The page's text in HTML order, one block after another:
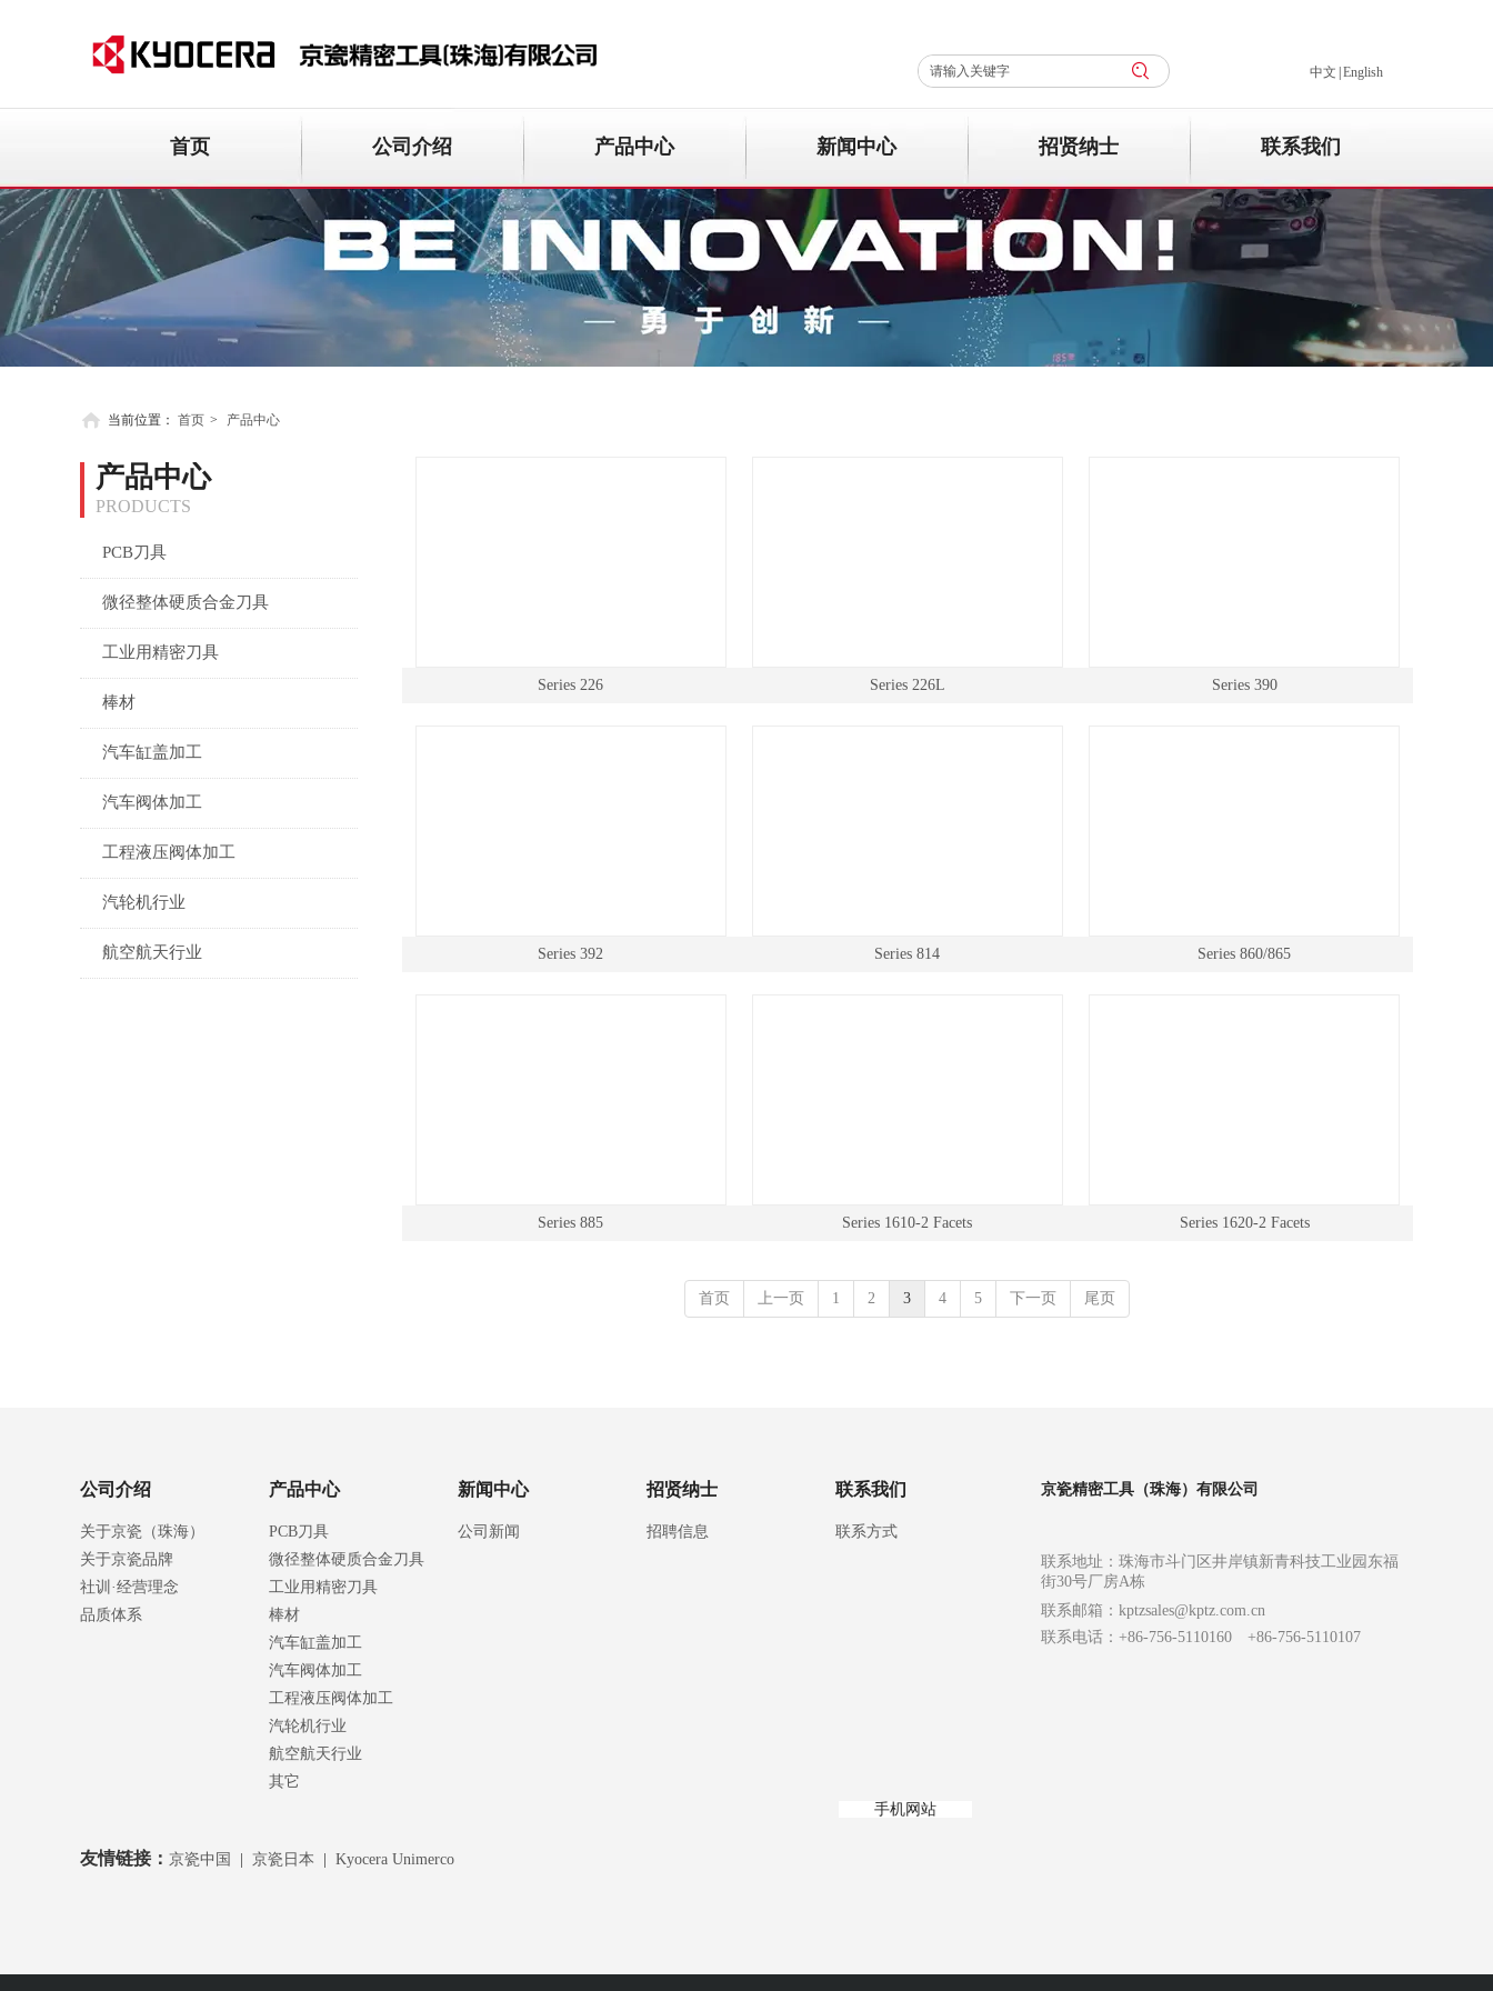
中文 English
首页 公司介绍 产品中心 新闻中心 招贤纳士 联系我们
当前位置： 首页 > 产品中心
产品中心
PRODUCTS
PCB刀具
微径整体硬质合金刀具
工业用精密刀具
棒材
汽车缸盖加工
汽车阀体加工
工程液压阀体加工
汽轮机行业
航空航天行业
Series 226 Series 226L Series 390
Series 392 Series 814 Series 860/865
Series 885 Series 1610-2 Facets Series 1620-2 Facets
首页 上一页 1 2 3 4 5 下一页 尾页
友情链接： 京瓷中国 京瓷日本 Kyocera Unimerco
京瓷精密工具（珠海）有限公司
联系地址：珠海市斗门区井岸镇新青科技工业园东福
街30号厂房A栋
联系邮箱： kptzsales@kptz.com.cn
联系电话：+86-756-5110160 +86-756-5110107
手机网站
公司介绍
关于京瓷（珠海）
关于京瓷品牌
社训·经营理念
品质体系
产品中心
PCB刀具
微径整体硬质合金刀具
工业用精密刀具
棒材
汽车缸盖加工
汽车阀体加工
工程液压阀体加工
汽轮机行业
航空航天行业
其它
新闻中心
公司新闻
招贤纳士
招聘信息
联系我们
联系方式